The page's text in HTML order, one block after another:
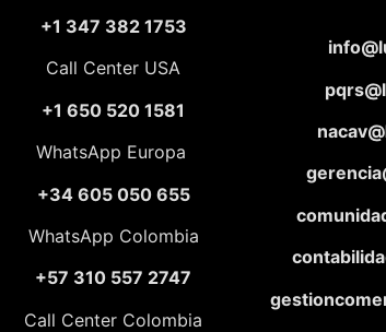
+1 347 382 1753
Call Center USA
+1 650 520 1581
WhatsApp Europa
+34 605 050 655
WhatsApp Colombia
+57 310 557 2747
Call Center Colombia
nacav@